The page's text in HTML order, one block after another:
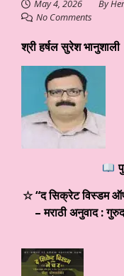
May 4, 2026 By
No Comments
श्री हर्षल सुरेश भानुशाली
☆ “द सिक्रेट विस्डम
– मराठी अनुवाद :